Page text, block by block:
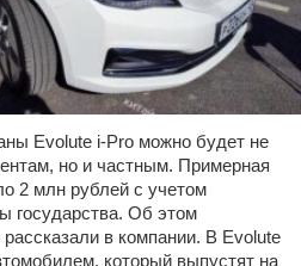
Evolute i-Pro можно будет не
но и частным. Примерная
2 млн рублей с учетом
государства. Об этом
в компании. В Evolute
который выпустят на